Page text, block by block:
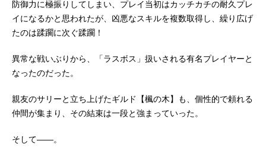
防御力に極振りしてしまい、プレイ当初はカッチカチの耐久プレ
イになるかと思われたが、凶悪なスキルを複数取得し、繰り広げ
たのは蹂躙に次ぐ蹂躙！
異常な戦いぶりから、「ラスボス」扱いされる有名プレイヤーと
なったのだった。
親友のサリーと立ち上げたギルド【楓の木】も、個性的で頼れる
仲間が集まり、その結束は一段と強まっていった。
そして――。